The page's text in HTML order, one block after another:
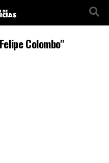
Colombo"